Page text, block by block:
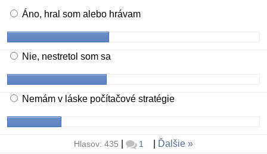
Áno, hral som alebo hrávam
Nie, nestretol som sa
Nemám v láske počítačové stratégie
Hlasov: 435 1 Ďalšie